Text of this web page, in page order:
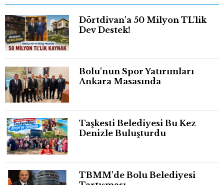
Dörtdivan'a 50 Milyon TL'lik
Dev Destek!
Bolu'nun Spor Yatırımları
Ankara Masasında
Taşkesti Belediyesi Bu Kez
Denizle Buluşturdu
TBMM'de Bolu Belediyesi